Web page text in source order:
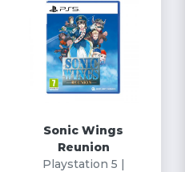
Sonic Wings
Reunion
Playstation 5 |